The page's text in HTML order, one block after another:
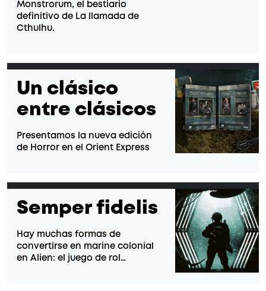
Monstrorum, el bestiario
definitivo de La llamada de
Cthulhu.
Un clásico
entre clásicos
Presentamos la nueva edición
de Horror en el Orient Express
Semper fidelis
Hay muchas formas de
convertirse en marine colonial
en Alien: el juego de rol…